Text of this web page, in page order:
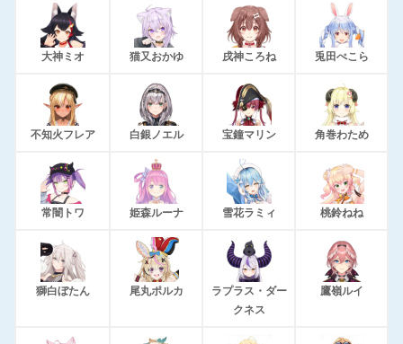
大神ミオ 猫又おかゆ 戌神ころね 兎田ぺこら
不知火フレア 白銀ノエル 宝鐘マリン 角巻わため
常闇トワ 姫森ルーナ 雪花ラミィ 桃鈴ねね
獅白ぼたん 尾丸ポルカ
ラプラス・ダー
クネス
鷹嶺ルイ